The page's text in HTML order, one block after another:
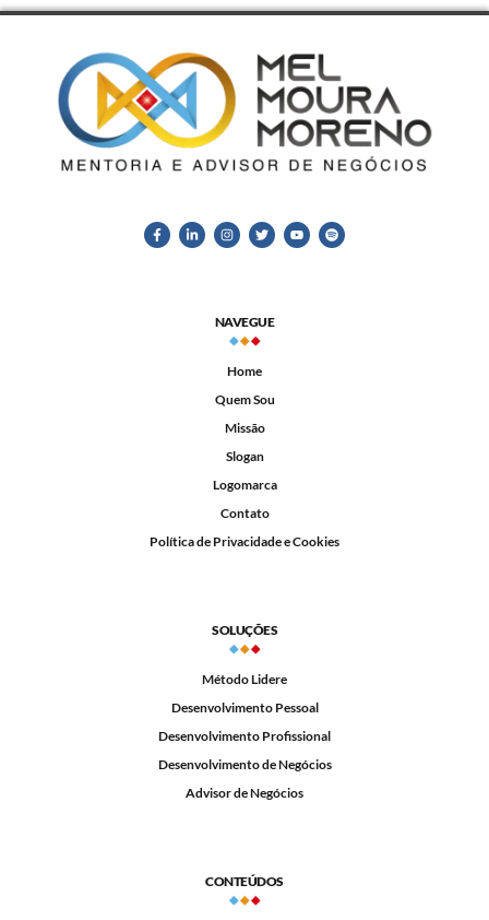
NAVEGUE
Home
Quem Sou
Missão
Slogan
Logomarca
Contato
Política de Privacidade e Cookies
SOLUÇÕES
Método Lidere
Desenvolvimento Pessoal
Desenvolvimento Profissional
Desenvolvimento de Negócios
Advisor de Negócios
CONTEÚDOS